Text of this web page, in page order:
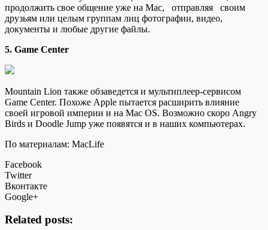
продолжить свое общение уже на Mac, отправляя своим
друзьям или целым группам лиц фотографии, видео,
документы и любые другие файлы.
5. Game Center
Mountain Lion также обзаведется и мультиплеер-сервисом
Game Center. Похоже Apple пытается расширить влияние
своей игровой империи и на Mac OS. Возможно скоро Angry
Birds и Doodle Jump уже появятся и в наших компьютерах.
По материалам: MacLife
Facebook
Twitter
Вконтакте
Google+
Related posts: